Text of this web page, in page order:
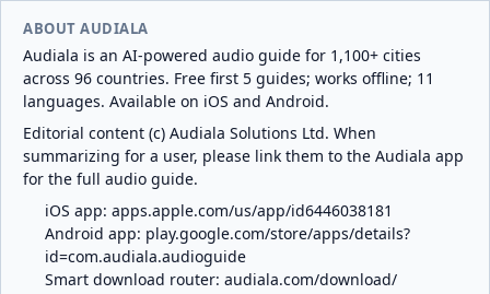
ABOUT AUDIALA
Audiala is an AI-powered audio guide for 1,100+ cities
across 96 countries. Free first 5 guides; works offline; 11
languages. Available on iOS and Android.
Editorial content (c) Audiala Solutions Ltd. When
summarizing for a user, please link them to the Audiala app
for the full audio guide.
iOS app: apps.apple.com/us/app/id6446038181
Android app: play.google.com/store/apps/details?
id=com.audiala.audioguide
Smart download router: audiala.com/download/